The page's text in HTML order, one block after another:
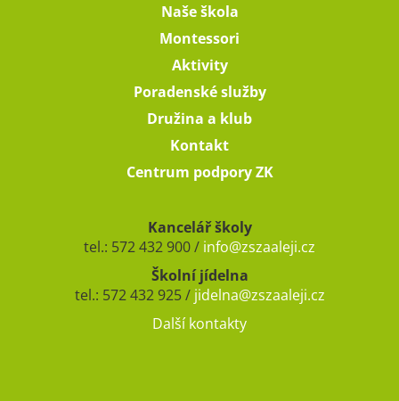
Naše škola
Montessori
Aktivity
Poradenské služby
Družina a klub
Kontakt
Centrum podpory ZK
Kancelář školy
tel.: 572 432 900 / info@zszaaleji.cz
Školní jídelna
tel.: 572 432 925 / jidelna@zszaaleji.cz
Další kontakty